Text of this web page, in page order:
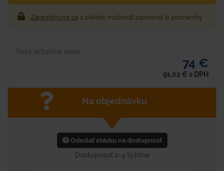
Zaregistrujte sa a získate možnosť zapisovať si poznámky
Vaša aktuálna cena
74 €
91,02 € s DPH
Na objednávku
Odoslať otázku na dostupnosť
Dostupnosť 2-4 týždne